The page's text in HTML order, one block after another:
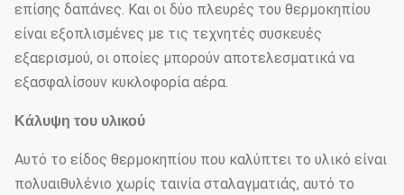
επίσης δαπάνες. Και οι δύο πλευρές του θερμοκηπίου
είναι εξοπλισμένες με τις τεχνητές συσκευές
εξαερισμού, οι οποίες μπορούν αποτελεσματικά να
εξασφαλίσουν κυκλοφορία αέρα.
Κάλυψη του υλικού
Αυτό το είδος θερμοκηπίου που καλύπτει το υλικό είναι
πολυαιθυλένιο χωρίς ταινία σταλαγματιάς, αυτό το